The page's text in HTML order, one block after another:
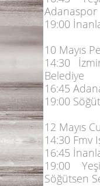
Adanaspor
19:00
10 Mayıs
14:30
Belediye
16:45
19:00
12 Mayıs
14:30 Fmv
16:45
19:00
Söğütsen